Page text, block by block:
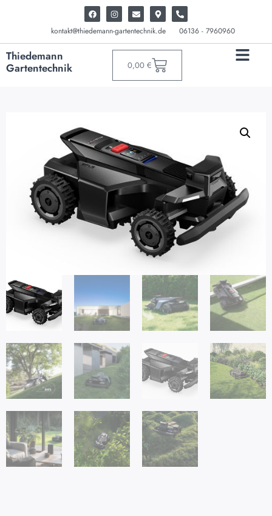
kontakt@thiedemann-gartentechnik.de 06136 - 7960960
Thiedemann
Gartentechnik
0,00 €